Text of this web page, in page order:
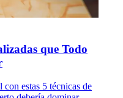
que Todo
estas 5 técnicas de